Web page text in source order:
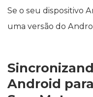
Se o seu dispositivo
uma versão do
Android